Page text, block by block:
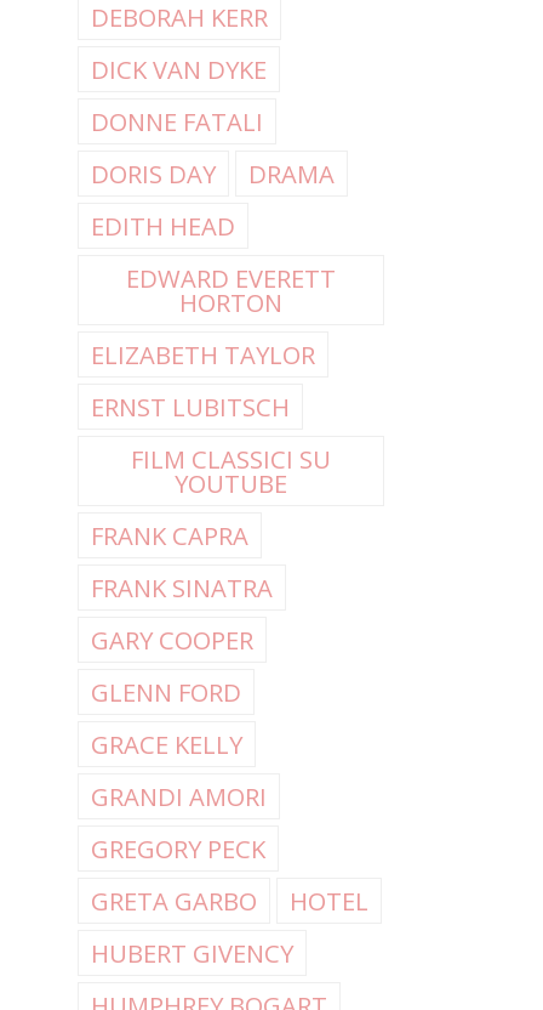
DEBORAH KERR
DICK VAN DYKE
DONNE FATALI
DORIS DAY
DRAMA
EDITH HEAD
EDWARD EVERETT
HORTON
ELIZABETH TAYLOR
ERNST LUBITSCH
FILM CLASSICI SU
YOUTUBE
FRANK CAPRA
FRANK SINATRA
GARY COOPER
GLENN FORD
GRACE KELLY
GRANDI AMORI
GREGORY PECK
GRETA GARBO
HOTEL
HUBERT GIVENCY